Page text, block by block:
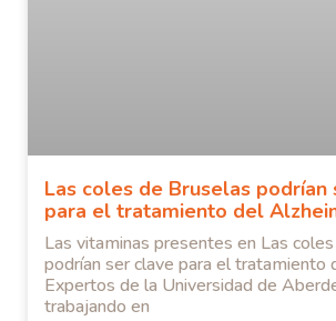
Las coles de Bruselas podrían
para el tratamiento del
Las vitaminas presentes en Las
podrían ser clave para el tratamiento
Expertos de la Universidad de
trabajando en